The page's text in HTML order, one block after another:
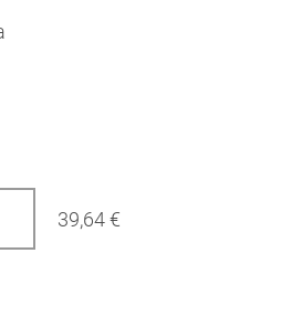
39,64 €